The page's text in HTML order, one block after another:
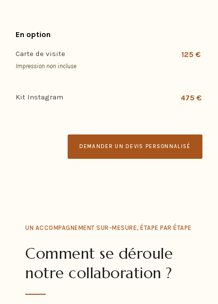
En option
Carte de visite
Impression non incluse
125 €
Kit Instagram 475 €
DEMANDER UN DEVIS PERSONNALISÉ
UN ACCOMPAGNEMENT SUR-MESURE, ÉTAPE PAR ÉTAPE
Comment se déroule
notre collaboration ?